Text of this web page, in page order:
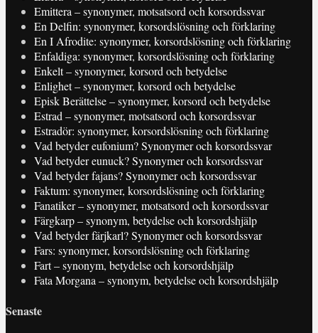
Emittera – synonymer, motsatsord och korsordssvar
En Delfin: synonymer, korsordslösning och förklaring
En I Afrodite: synonymer, korsordslösning och förklaring
Enfaldiga: synonymer, korsordslösning och förklaring
Enkelt – synonymer, korsord och betydelse
Enlighet – synonymer, korsord och betydelse
Episk Berättelse – synonymer, korsord och betydelse
Estrad – synonymer, motsatsord och korsordssvar
Estradör: synonymer, korsordslösning och förklaring
Vad betyder eufonium? Synonymer och korsordssvar
Vad betyder eunuck? Synonymer och korsordssvar
Vad betyder fajans? Synonymer och korsordssvar
Faktum: synonymer, korsordslösning och förklaring
Fanatiker – synonymer, motsatsord och korsordssvar
Färgkarp – synonym, betydelse och korsordshjälp
Vad betyder färjkarl? Synonymer och korsordssvar
Fars: synonymer, korsordslösning och förklaring
Fart – synonym, betydelse och korsordshjälp
Fata Morgana – synonym, betydelse och korsordshjälp
Senaste